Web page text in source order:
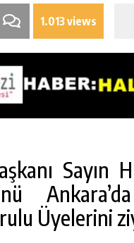
1.013 views
Sayın
Üyelerini